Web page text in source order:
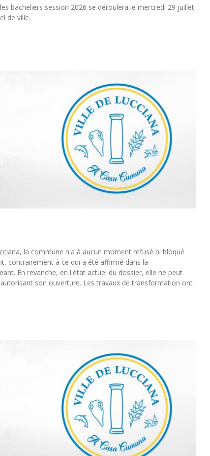
bacheliers session 2026 se déroulera le mercredi 29 juillet
de ville.
la commune n'a à aucun moment refusé ni bloqué
contrairement à ce qui a été affirmé dans la
En revanche, en l'état actuel du dossier, elle ne peut
son ouverture. Les travaux de transformation ont